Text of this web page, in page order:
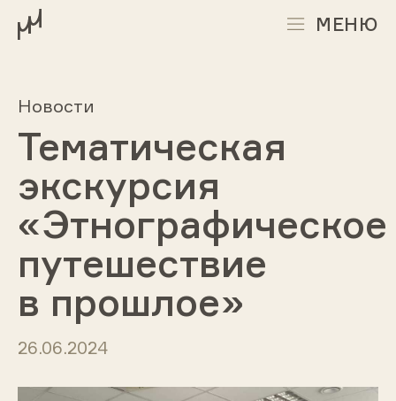
МЕНЮ
Новости
Тематическая
экскурсия
«Этнографическое
путешествие
в прошлое»
26.06.2024